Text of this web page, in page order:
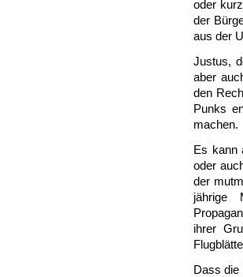
oder
der
aus der
Justus,
aber
den
Punks
machen.
Es kann
oder
der
jährige
ihrer
Dass die